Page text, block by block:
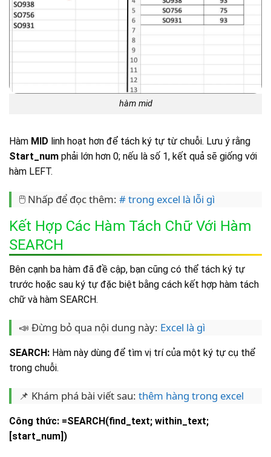
hàm mid
Hàm MID linh hoạt hơn để tách ký tự từ chuỗi. Lưu ý rằng
Start_num phải lớn hơn 0; nếu là số 1, kết quả sẽ giống với
hàm LEFT.
🖱️ Nhấp để đọc thêm: # trong excel là lỗi gì
Kết Hợp Các Hàm Tách Chữ Với Hàm
SEARCH
Bên cạnh ba hàm đã đề cập, bạn cũng có thể tách ký tự
trước hoặc sau ký tự đặc biệt bằng cách kết hợp hàm tách
chữ và hàm SEARCH.
📣 Đừng bỏ qua nội dung này: Excel là gì
SEARCH: Hàm này dùng để tìm vị trí của một ký tự cụ thể
trong chuỗi.
📌 Khám phá bài viết sau: thêm hàng trong excel
Công thức: =SEARCH(find_text; within_text;
[start_num])